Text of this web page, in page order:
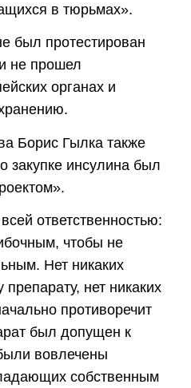
в тюрьмах».
был протестирован
не прошел
органах и
Борис Гылка также
закупке инсулина был
ответственностью:
чтобы не
Нет никаких
нет никаких
противоречит
был допущен к
вовлечены
собственным